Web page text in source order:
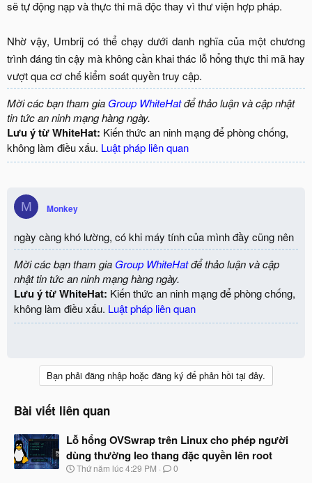
sẽ tự động nạp và thực thi mã độc thay vì thư viện hợp pháp.
Nhờ vậy, Umbrij có thể chạy dưới danh nghĩa của một chương
trình đáng tin cậy mà không cần khai thác lỗ hổng thực thi mã hay
vượt qua cơ chế kiểm soát quyền truy cập.​
Mời các bạn tham gia Group WhiteHatđể thảo luận và cập nhật
tin tức an ninh mạng hàng ngày.
Lưu ý từ WhiteHat: Kiến thức an ninh mạng để phòng chống,
không làm điều xấu. Luật pháp liên quan
M Monkey
ngày càng khó lường, có khi máy tính của mình đầy cũng nên
Mời các bạn tham gia Group WhiteHatđể thảo luận và cập
nhật tin tức an ninh mạng hàng ngày.
Lưu ý từ WhiteHat: Kiến thức an ninh mạng để phòng chống,
không làm điều xấu. Luật pháp liên quan
Bạn phải đăng nhập hoặc đăng ký để phản hồi tại đây.
Bài viết liên quan
Lỗ hổng OVSwrap trên Linux cho phép người
dùng thường leo thang đặc quyền lên root
N
Thứ năm lúc 4:29 PM 0